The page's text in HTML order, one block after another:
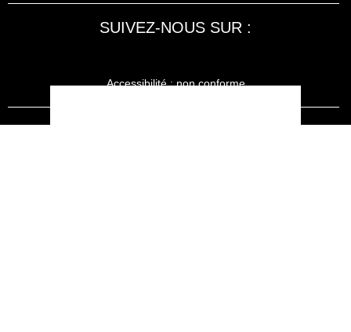
SUIVEZ-NOUS SUR :
Accessibilité : non conforme